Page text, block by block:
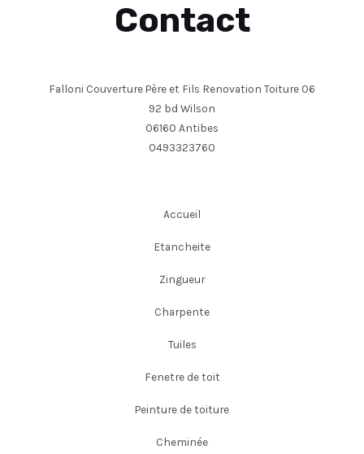
Contact
Falloni Couverture Père et Fils Renovation Toiture 06
92 bd Wilson
06160 Antibes
0493323760
Accueil
Etancheite
Zingueur
Charpente
Tuiles
Fenetre de toit
Peinture de toiture
Cheminée